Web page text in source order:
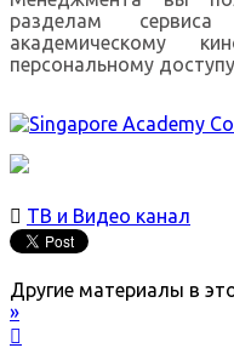
разделам
академическому
персональному
 ТВ и Видео канал
Другие материалы в
»
